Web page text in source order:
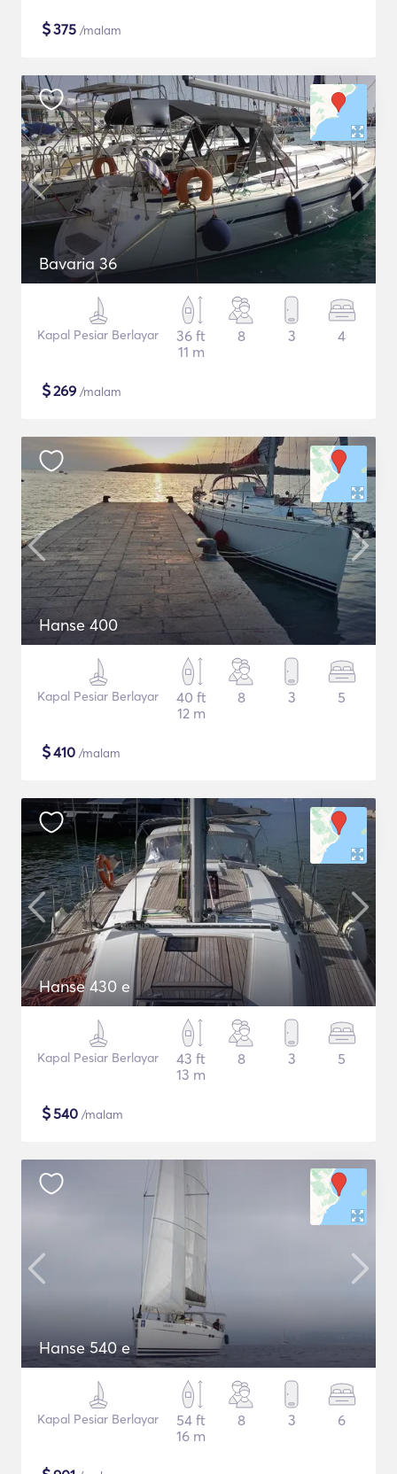
$375 /malam
Bavaria 36
Kapal Pesiar Berlayar
36 ft
11 m
8 3 4
$269 /malam
Hanse 400
Kapal Pesiar Berlayar
40 ft
12 m
8 3 5
$410 /malam
Hanse 430 e
Kapal Pesiar Berlayar
43 ft
13 m
8 3 5
$540 /malam
Hanse 540 e
Kapal Pesiar Berlayar
54 ft
16 m
8 3 6